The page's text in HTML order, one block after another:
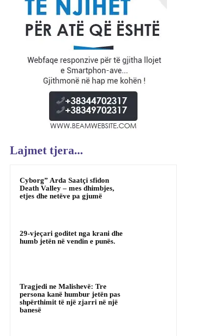
Lajmet tjera...
Cyborg” Arda Saatçi sfidon
Death Valley – mes dhimbjes,
etjes dhe netëve pa gjumë
29-vjeçari goditet nga krani dhe
humb jetën në vendin e punës.
Tragjedi ne Malishevë: Tre
persona kanë humbur jetën pas
shpërthimit të një zjarri në një
banesë